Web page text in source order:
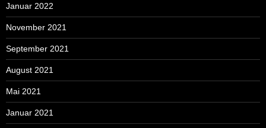
Januar 2022
November 2021
September 2021
August 2021
Mai 2021
Januar 2021